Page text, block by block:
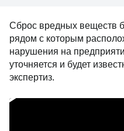
Сброс вредных веществ
рядом с которым
нарушения на
уточняется и будет
экспертиз.